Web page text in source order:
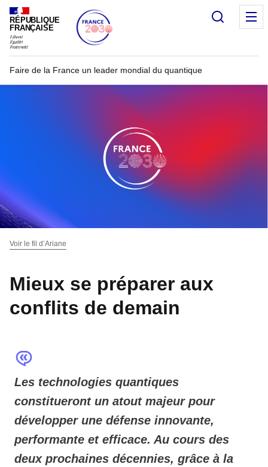
RÉPUBLIQUE
FRANÇAISE
Faire de la France un leader mondial du quantique
Voir le fil d’Ariane
Mieux se préparer aux
conflits de demain
Les technologies quantiques
constitueront un atout majeur pour
développer une défense innovante,
performante et efficace. Au cours des
deux prochaines décennies, grâce à la